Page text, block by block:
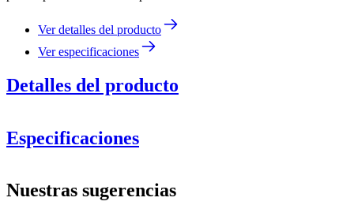
Ver detalles del producto
Ver especificaciones
Detalles del producto
Especificaciones
Número de producto95176
Nuestras sugerencias